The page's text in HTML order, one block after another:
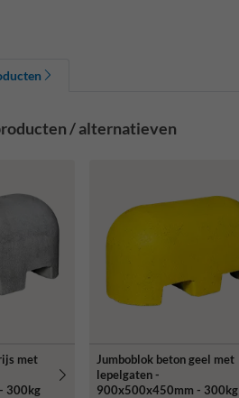
/ alternatieven
met
300kg
Jumboblok beton geel met
lepelgaten -
900x500x450mm - 300kg